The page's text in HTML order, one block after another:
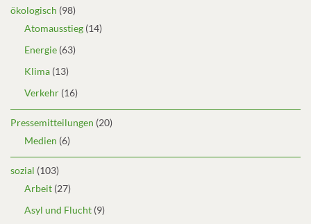
ökologisch (98)
Atomausstieg (14)
Energie (63)
Klima (13)
Verkehr (16)
Pressemitteilungen (20)
Medien (6)
sozial (103)
Arbeit (27)
Asyl und Flucht (9)